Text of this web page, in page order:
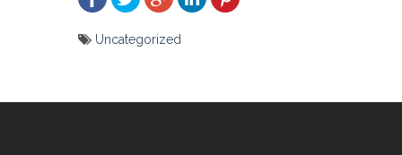
Uncategorized